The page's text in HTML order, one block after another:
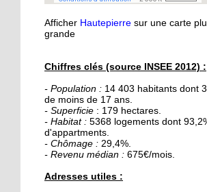
18 septembre 2015
16 septembre 2015
De la Passerelle au
Ricochet
16 septembre 2015
Table et Culture
Afficher Hautepierre sur une carte
grande
Chiffres clés (source INSEE 2012) :
- Population : 14 403 habitants dont
de moins de 17 ans.
- Superficie : 179 hectares.
- Habitat : 5368 logements dont
d'appartments.
- Chômage : 29,4%.
- Revenu médian : 675€/mois.
Adresses utiles :